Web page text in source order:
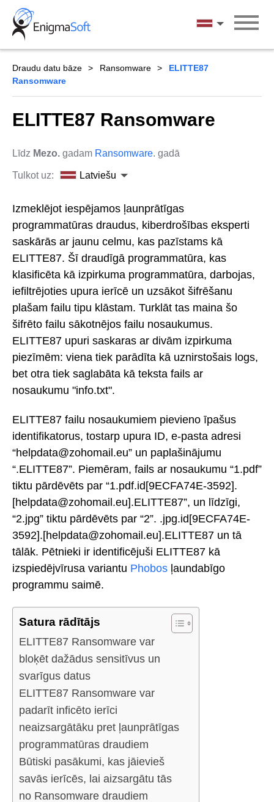
Skip
content
Latviešu
Draudu datu bāze Ransomware
ELITTE87
Ransomware
ELITTE87 Ransomware
Līdz Mezo. gadam Ransomware. gadā
Tulkot uz: Latviešu
Izmeklējot iespējamos ļaunprātīgas
programmatūras draudus, kiberdrošības eksperti
saskārās ar jaunu celmu, kas pazīstams kā
ELITTE87. Šī draudīgā programmatūra, kas
klasificēta kā izpirkuma programmatūra, darbojas,
iefiltrējoties upura ierīcē un uzsākot šifrēšanu
plašam failu tipu klāstam. Turklāt tas maina šo
šifrēto failu sākotnējos failu nosaukumus.
ELITTE87 upuri saskaras ar divām izpirkuma
piezīmēm: viena tiek parādīta kā uznirstošais logs,
bet otra tiek saglabāta kā teksta fails ar
nosaukumu "info.txt".
ELITTE87 failu nosaukumiem pievieno īpašus
identifikatorus, tostarp upura ID, e-pasta adresi
“helpdata@zohomail.eu” un paplašinājumu
“.ELITTE87”. Piemēram, fails ar nosaukumu “1.pdf”
tiktu pārdēvēts par “1.pdf.id[9ECFA74E-3592].
[helpdata@zohomail.eu].ELITTE87”, un līdzīgi,
“2.jpg” tiktu pārdēvēts par “2”. .jpg.id[9ECFA74E-
3592].[helpdata@zohomail.eu].ELITTE87 un tā
tālāk. Pētnieki ir identificējuši ELITTE87 kā
izspiedējvīrusa variantu Phobos ļaundabīgo
programmu saimē.
Satura rādītājs
ELITTE87 Ransomware var
bloķēt dažādus sensitīvus un
svarīgus datus
ELITTE87 Ransomware var
padarīt inficēto ierīci
neaizsargātāku pret ļaunprātīgas
programmatūras draudiem
Būtiski pasākumi, kas jāievieš
savās ierīcēs, lai aizsargātu tās
no Ransomware draudiem